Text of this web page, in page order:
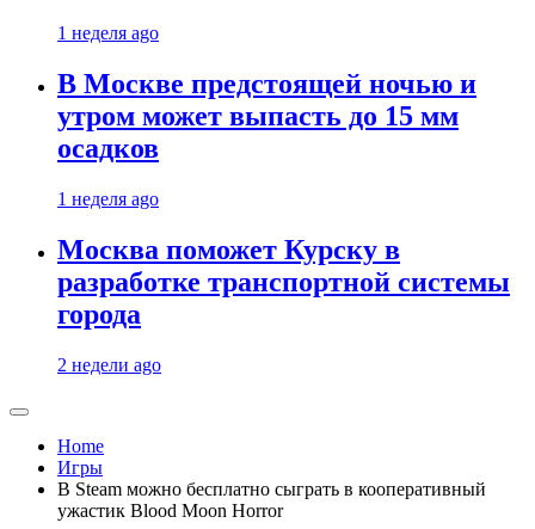
1 неделя ago
В Москве предстоящей ночью и
утром может выпасть до 15 мм
осадков
1 неделя ago
Москва поможет Курску в
разработке транспортной системы
города
2 недели ago
Home
Игры
В Steam можно бесплатно сыграть в кооперативный
ужастик Blood Moon Horror